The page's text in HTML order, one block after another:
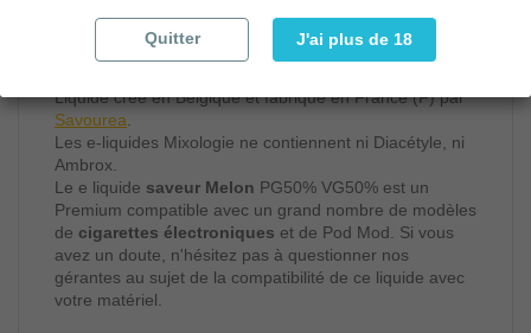
E liquide avec nicotine taux en mg/ml si supérieur à 0.
Dosage de nicotine du
e-liquide fruité Melon
Liquide créé en Belgique et fabriqué en France (F) par
Savourea
Les e-liquides Mixologie ne contiennent ni Diacétyle, ni
Ambrox.
Le e liquide saveur Melon PG50% VG50% est un
Premium compatible avec un grand nombre de modèles
de cigarettes électroniques et de Pod Mod. Si vous
avez un doute, n'hésitez pas à questionner nos
gérantes au sujet de la compatibilité de ce liquide avec
votre matériel.
Quitter J'ai plus de 18